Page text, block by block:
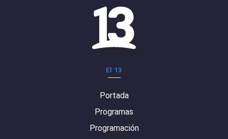
El 13
Portada
Programas
Programación